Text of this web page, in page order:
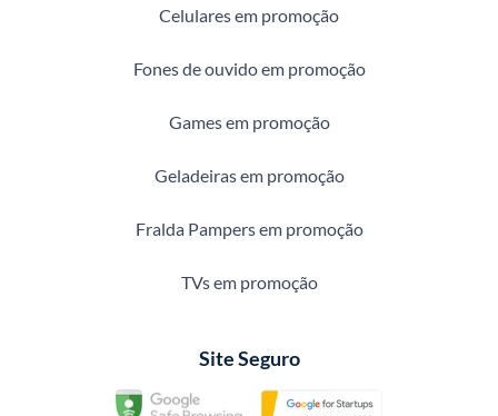
Celulares em promoção
Fones de ouvido em promoção
Games em promoção
Geladeiras em promoção
Fralda Pampers em promoção
TVs em promoção
Site Seguro